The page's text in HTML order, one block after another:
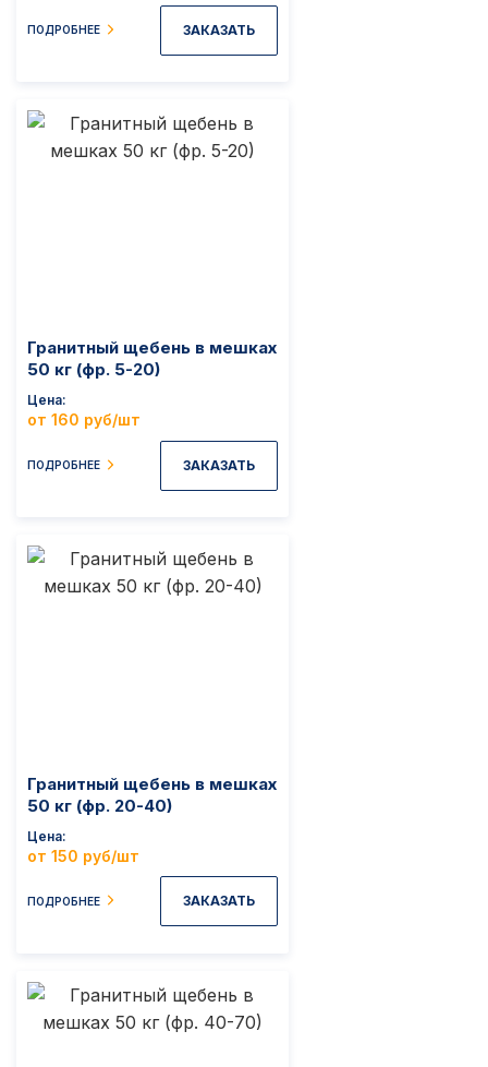
ПОДРОБНЕЕ ЗАКАЗАТЬ
Гранитный щебень в мешках
50 кг (фр. 5-20)
Цена
от 160 руб/шт
ПОДРОБНЕЕ ЗАКАЗАТЬ
Гранитный щебень в мешках
50 кг (фр. 20-40)
Цена
от 150 руб/шт
ПОДРОБНЕЕ ЗАКАЗАТЬ